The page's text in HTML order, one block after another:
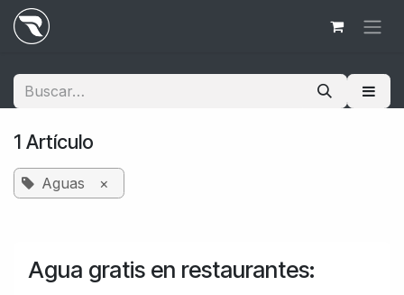
Ir al contenido
1 Artículo
Aguas ×
Agua gratis en restaurantes: